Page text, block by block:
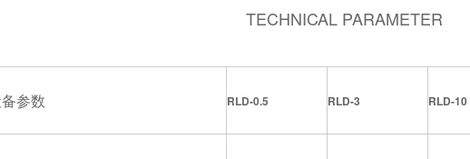
TECHNICAL PARAMETER
参数 RLD-0.5 RLD-3 RLD-10